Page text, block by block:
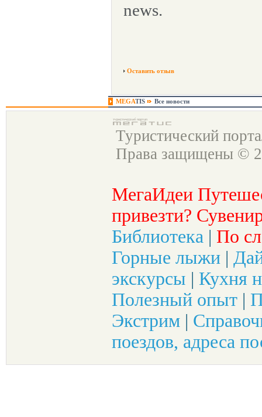
news.
Оставить отзыв
MEGATIS Все новости
Туристический
Права защищены ©
МегаИдеи
привезти?
Библиотека | По
Горные лыжи |
экскурсы | Кухня
Полезный опыт |
Экстрим |
поездов, адреса